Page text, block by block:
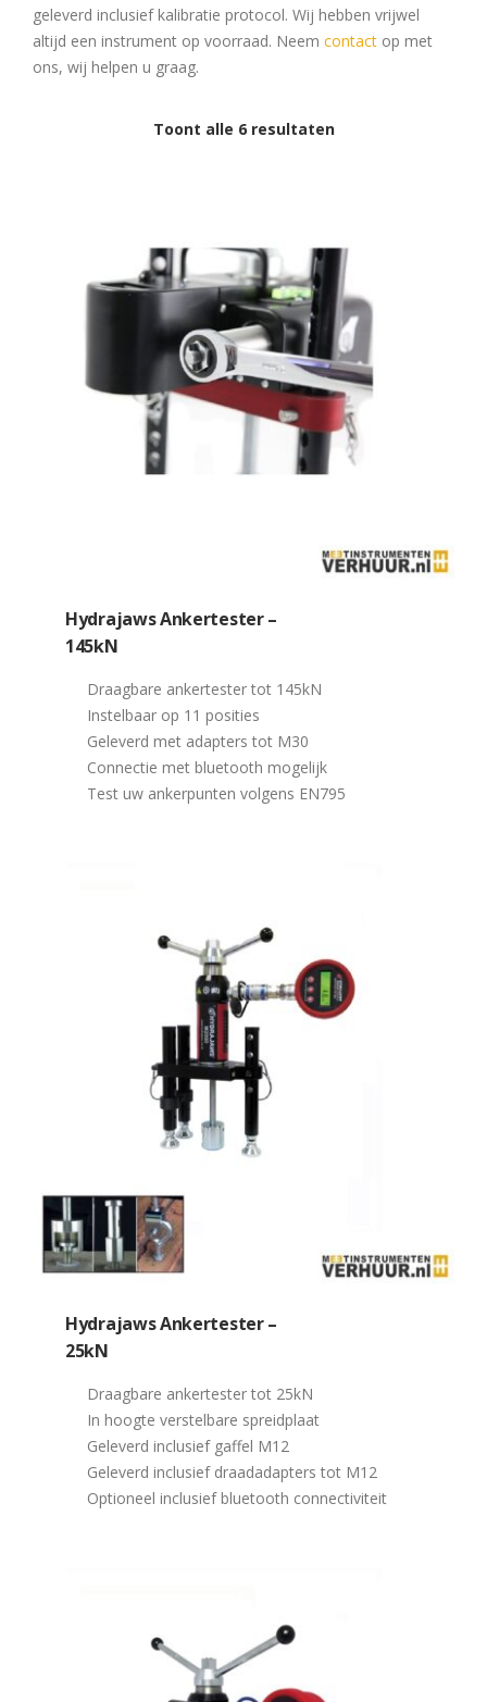
geleverd inclusief kalibratie protocol. Wij hebben vrijwel
altijd een instrument op voorraad. Neem contact op met
ons, wij helpen u graag.
Toont alle 6 resultaten
Hydrajaws Ankertester –
145kN
Draagbare ankertester tot 145kN
Instelbaar op 11 posities
Geleverd met adapters tot M30
Connectie met bluetooth mogelijk
Test uw ankerpunten volgens EN795
Hydrajaws Ankertester –
25kN
Draagbare ankertester tot 25kN
In hoogte verstelbare spreidplaat
Geleverd inclusief gaffel M12
Geleverd inclusief draadadapters tot M12
Optioneel inclusief bluetooth connectiviteit